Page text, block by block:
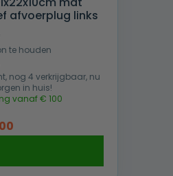
afvoerplug links
te houden
nog 4 verkrijgbaar, nu
in huis!
vanaf € 100
Huidige